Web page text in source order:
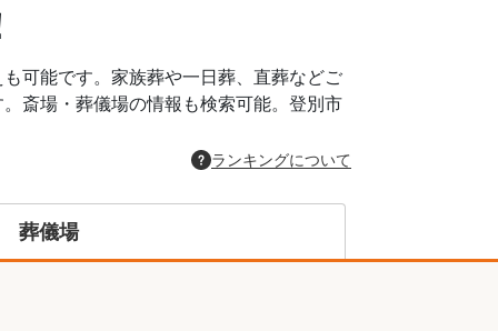
可能です。家族葬や一日葬、直葬などご
斎場・葬儀場の情報も検索可能。登別市
ランキングについて
葬儀場